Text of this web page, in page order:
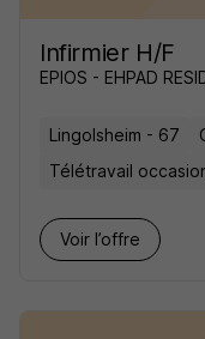
Infirmier H/F
EPIOS - EHPAD
Lingolsheim - 67
Télétravail
Voir l’offre